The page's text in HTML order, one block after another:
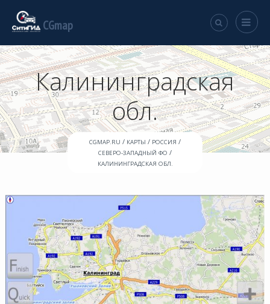
CGmap
Калининградская
обл.
CGMAP.RU / КАРТЫ / РОССИЯ /
СЕВЕРО-ЗАПАДНЫЙ ФО /
КАЛИНИНГРАДСКАЯ ОБЛ.